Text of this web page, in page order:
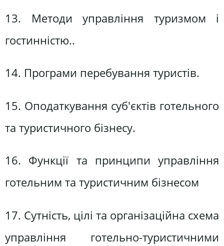
13. Методи управління туризмом і
гостинністю..
14. Програми перебування туристів.
15. Оподаткування суб'єктів готельного
та туристичного бізнесу.
16. Функції та принципи управління
готельним та туристичним бізнесом
17. Сутність, цілі та організаційна схема
управління готельно-туристичними